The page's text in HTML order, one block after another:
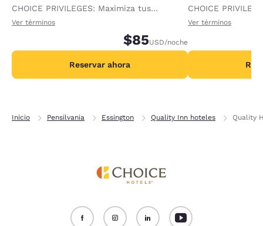
CHOICE PRIVILEGES: Maximiza tus
recompensas al recibir 1000 puntos
Ver términos
$85USD/noche
Reservar ahora
CHOICE
recompensas al
Ver términos
Inicio Pensilvania Essington Quality Inn hoteles Quality